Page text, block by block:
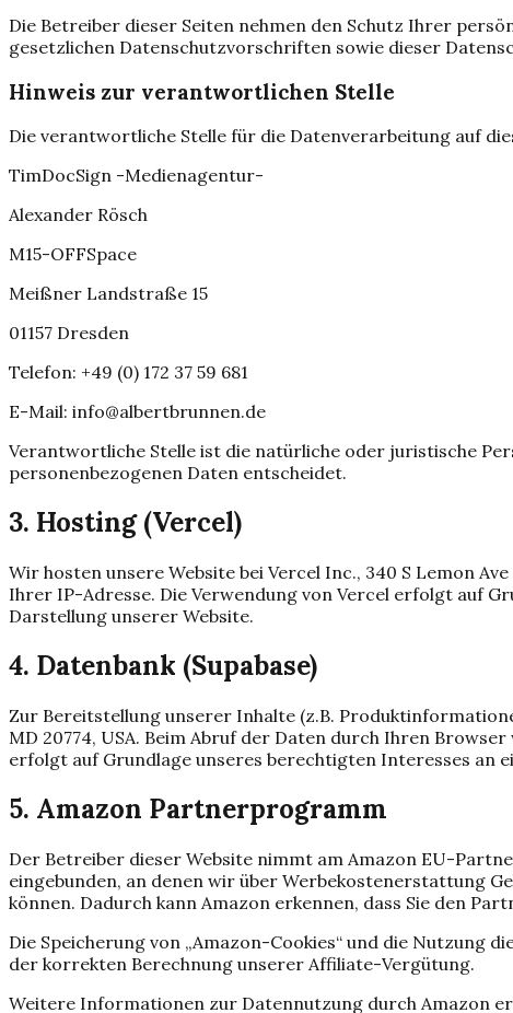
Die Betreiber dieser Seiten nehmen den Schutz Ihrer
gesetzlichen Datenschutzvorschriften sowie dieser
Hinweis zur verantwortlichen Stelle
Die verantwortliche Stelle für die Datenverarbeitung auf
TimDocSign -Medienagentur-
Alexander Rösch
M15-OFFSpace
Meißner Landstraße 15
01157 Dresden
Telefon: +49 (0) 172 37 59 681
E-Mail: info@albertbrunnen.de
Verantwortliche Stelle ist die natürliche oder juristische
personenbezogenen Daten entscheidet.
3. Hosting (Vercel)
Wir hosten unsere Website bei Vercel Inc., 340 S Lemon
Ihrer IP-Adresse. Die Verwendung von Vercel erfolgt auf
Darstellung unserer Website.
4. Datenbank (Supabase)
Zur Bereitstellung unserer Inhalte (z.B.
MD 20774, USA. Beim Abruf der Daten durch Ihren
erfolgt auf Grundlage unseres berechtigten Interesses an
5. Amazon Partnerprogramm
Der Betreiber dieser Website nimmt am Amazon EU-
eingebunden, an denen wir über Werbekostenerstattung
können. Dadurch kann Amazon erkennen, dass Sie den
Die Speicherung von „Amazon-Cookies“ und die Nutzung
der korrekten Berechnung unserer Affiliate-Vergütung.
Weitere Informationen zur Datennutzung durch Amazon